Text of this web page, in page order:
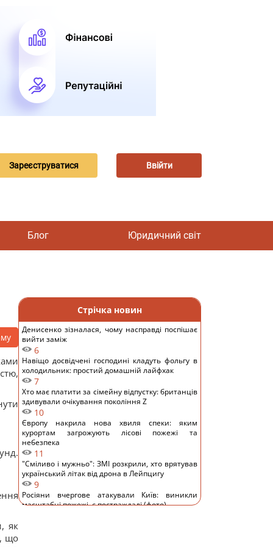
Зареєструватися Ввійти
Блог Юридичний світ
як
що
Стрічка новин
Денисенко зізналася, чому насправді поспішає
вийти заміж
6
Навіщо досвідчені господині кладуть фольгу в
холодильник: простий домашній лайфхак
7
Хто має платити за сімейну відпустку: британців
здивували очікування покоління Z
10
Європу накрила нова хвиля спеки: яким
курортам загрожують лісові пожежі та
небезпека
11
"Сміливо і мужньо": ЗМІ розкрили, хто врятував
український літак від дрона в Лейпцигу
9
Росіяни вчергове атакували Київ: виникли
масштабні пожежі, є постраждалі (фото)